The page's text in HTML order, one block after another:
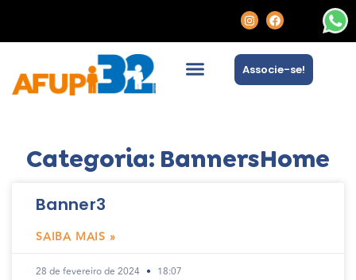
Associe-se!
Categoria: BannersHome
Banner3
SAIBA MAIS »
28 de fevereiro de 2024 18:07